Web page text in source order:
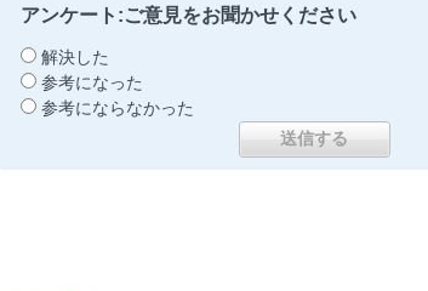
アンケート:ご意見をお聞かせください
解決した
参考になった
参考にならなかった